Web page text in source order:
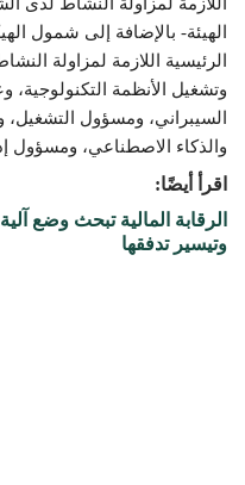
الهيئة- بالإضافة إلى شمول
الرئيسية اللازمة لمزاولة
وتشغيل الأنظمة
السيبراني، ومسؤول التشغيل،
والذكاء الاصطناعي، ومسؤول
اقرأ أيضًا:
الرقابة المالية تبحث وضع
وتيسير تدفقها